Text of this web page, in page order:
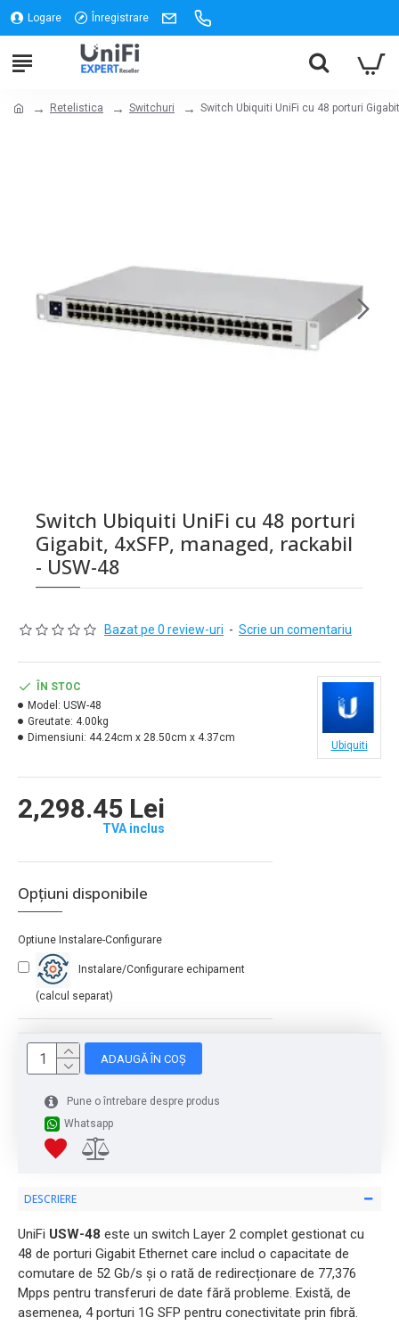
Logare Înregistrare
Retelistica Switchuri Switch Ubiquiti UniFi cu 48 porturi
Switch Ubiquiti UniFi cu 48 porturi
Gigabit, 4xSFP, managed, rackabil
- USW-48
Bazat pe 0 review-uri - Scrie un comentariu
2,298.45 Lei
TVA inclus
ÎN STOC
Model: USW-48
Greutate: 4.00kg
Dimensiuni: 44.24cm x 28.50cm x 4.37cm
Ubiquiti
Opțiuni disponibile
Optiune Instalare-Configurare
Instalare/Configurare echipament
(calcul separat)
ADAUGĂ ÎN COȘ
Pune o întrebare despre produs
Whatsapp
DESCRIERE
UniFi USW-48 este un switch Layer 2 complet gestionat cu
48 de porturi Gigabit Ethernet care includ o capacitate de
comutare de 52 Gb/s și o rată de redirecționare de 77,376
Mpps pentru transferuri de date fără probleme. Există, de
asemenea, 4 porturi 1G SFP pentru conectivitate prin fibră.